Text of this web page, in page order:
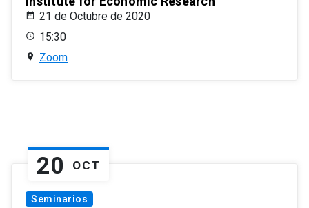
21 de Octubre de 2020
15:30
Zoom
20 OCT
Seminarios